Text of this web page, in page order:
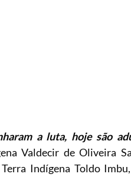
a luta, hoje são
Valdecir de Oliveira
Indígena Toldo